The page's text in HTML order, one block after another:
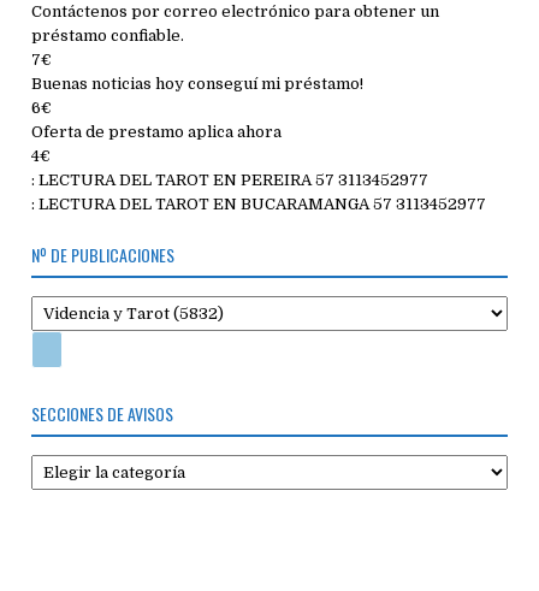
Contáctenos por correo electrónico para obtener un
préstamo confiable.
7€
Buenas noticias hoy conseguí mi préstamo!
6€
Oferta de prestamo aplica ahora
4€
: LECTURA DEL TAROT EN PEREIRA 57 3113452977
: LECTURA DEL TAROT EN BUCARAMANGA 57 3113452977
Nº DE PUBLICACIONES
SECCIONES DE AVISOS
Secciones
de